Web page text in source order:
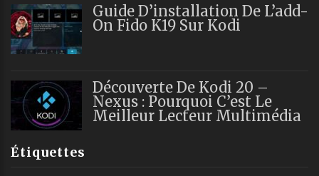
Guide D’installation De L’add-
On Fido K19 Sur Kodi
Découverte De Kodi 20 –
Nexus : Pourquoi C’est Le
Meilleur Lecteur Multimédia
Étiquettes